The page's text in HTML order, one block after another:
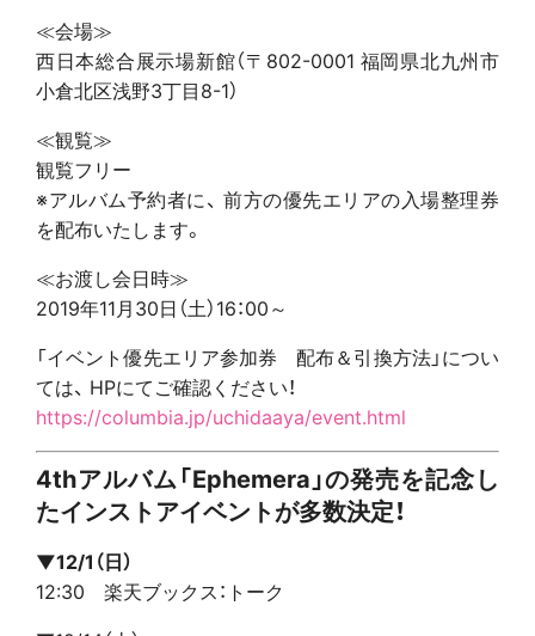
≪会場≫
西日本総合展示場新館（〒802-0001 福岡県北九州市
小倉北区浅野3丁目8-1）
≪観覧≫
観覧フリー
※アルバム予約者に、 前方の優先エリアの入場整理券
を配布いたします。
≪お渡し会日時≫
2019年11月30日（土）16：00～
「イベント優先エリア参加券 配布＆引換方法」につい
ては、 HPにてご確認ください！
https://columbia.jp/uchidaaya/event.html
4thアルバム「Ephemera」の発売を記念し
たインストアイベントが多数決定！
▼12/1（日）
12:30 楽天ブックス：トーク